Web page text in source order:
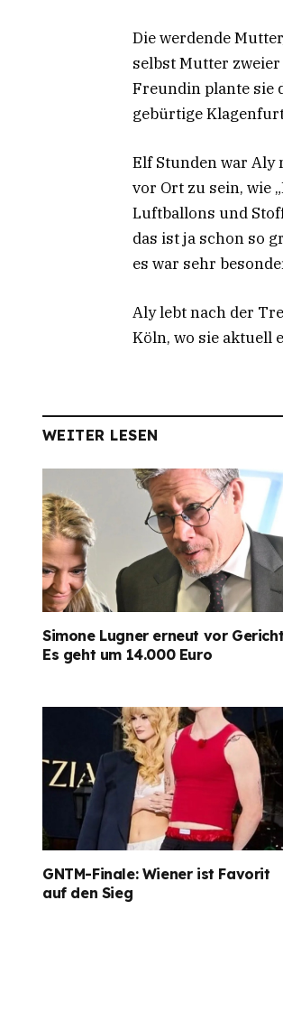
Die werdende
selbst Mutter
Freundin plante sie
gebürtige
Elf Stunden war
vor Ort zu sein, wie
Luftballons und
das ist ja schon so
es war sehr
Aly lebt nach der
Köln, wo sie aktuell
WEITER LESEN
Simone Lugner erneut vor
Es geht um 14.000 Euro
GNTM-Finale: Wiener ist Favorit
auf den Sieg